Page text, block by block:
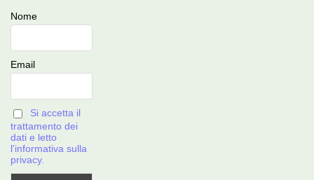
Nome
Email
Si accetta il
trattamento dei
dati e letto
l'informativa sulla
privacy.